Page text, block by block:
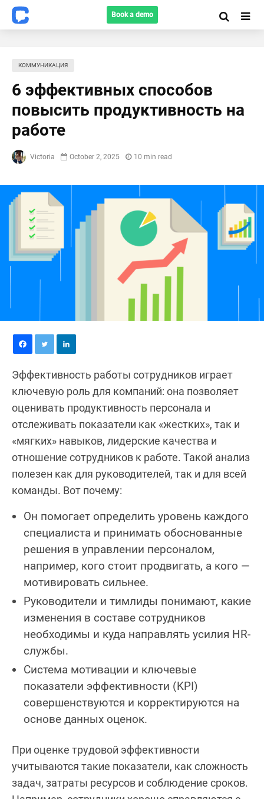
Book a demo
КОММУНИКАЦИЯ
6 эффективных способов
повысить продуктивность на
работе
Victoria October 2, 2025 10 min read
Эффективность работы сотрудников играет
ключевую роль для компаний: она позволяет
оценивать продуктивность персонала и
отслеживать показатели как «жестких», так и
«мягких» навыков, лидерские качества и
отношение сотрудников к работе. Такой анализ
полезен как для руководителей, так и для всей
команды. Вот почему:
Он помогает определить уровень каждого
специалиста и принимать обоснованные
решения в управлении персоналом,
например, кого стоит продвигать, а кого —
мотивировать сильнее.
Руководители и тимлиды понимают, какие
изменения в составе сотрудников
необходимы и куда направлять усилия HR-
службы.
Система мотивации и ключевые
показатели эффективности (KPI)
совершенствуются и корректируются на
основе данных оценок.
При оценке трудовой эффективности
учитываются такие показатели, как сложность
задач, затраты ресурсов и соблюдение сроков.